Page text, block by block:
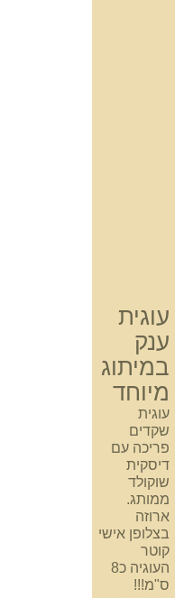
עוגית
ענק
במיתוג
מיוחד
עוגית
שקדים
פריכה עם
דיסקית
שוקולד
ממותג.
ארוזה
בצלופן אישי
קוטר
העוגיה כ8
ס"מ!!!